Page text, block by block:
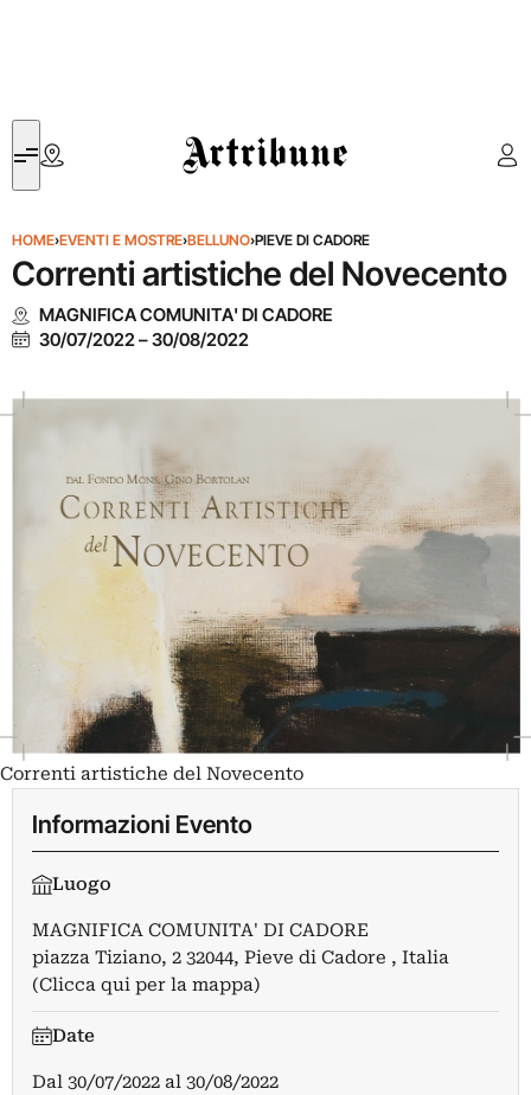
Artribune
HOME›EVENTI E MOSTRE›BELLUNO›PIEVE DI CADORE
Correnti artistiche del Novecento
MAGNIFICA COMUNITA' DI CADORE
30/07/2022–30/08/2022
Correnti artistiche del Novecento
Informazioni Evento
Luogo
MAGNIFICA COMUNITA' DI CADORE
piazza Tiziano, 2 32044, Pieve di Cadore , Italia
(Clicca qui per la mappa)
Date
Dal 30/07/2022 al 30/08/2022